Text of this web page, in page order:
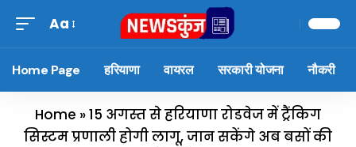
Aa
Home Page हरियाणा वायरल सरकारी योजना नौकरी
Home »15 अगस्त से हरियाणा रोडवेज में ट्रैंकिग
सिस्टम प्रणाली होगी लागू, जान सकेंगे अब बसों की